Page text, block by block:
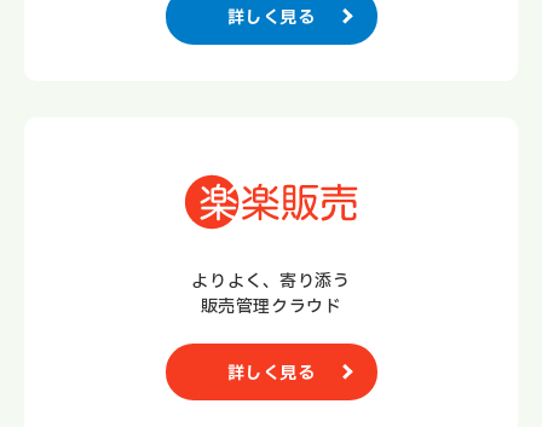
詳しく見る
よりよく、寄り添う
販売管理クラウド
詳しく見る